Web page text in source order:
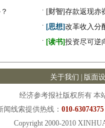
· [财智]存款返现赤
· [思想]改革收入分
· [读书]投资尽可逆
关于我们 版面
经济参考报社版权所有 本
闻线索提供热线： 010-
Copyright 2000-2010